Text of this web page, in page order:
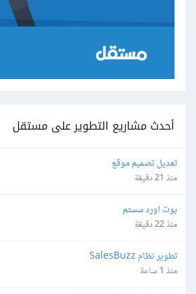
أحدث مشاريع التطوير على مستقل
تعديل تصميم موقع
منذ 21 دقيقة
بوت اورد سستم
منذ 22 دقيقة
تطوير نظام SalesBuzz
منذ 1 ساعة